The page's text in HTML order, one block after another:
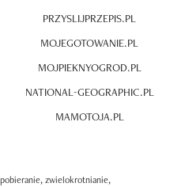
PRZYSLIJPRZEPIS.PL
MOJEGOTOWANIE.PL
MOJPIEKNYOGROD.PL
NATIONAL-GEOGRAPHIC.PL
MAMOTOJA.PL
zwielokrotnianie,